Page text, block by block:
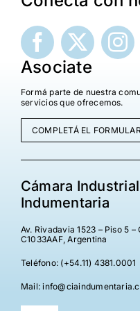
¡Seguinos en Linkedin!
Asociate
Formá parte de nuestra
servicios que ofrecemos.
COMPLETÁ EL
Cámara
Indumentaria
Av. Rivadavia 1523 – Piso 5
C1033AAF, Argentina
Teléfono: (+54.11) 4381.0001
Mail: